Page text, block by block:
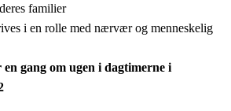
familier
i en rolle med nærvær og menneskelig
gang om ugen i dagtimerne i